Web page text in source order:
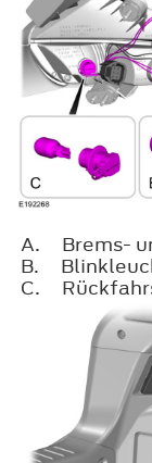
A.
Brems-
B.
C.